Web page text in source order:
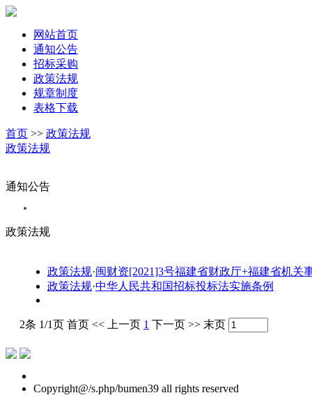
网站首页
通知公告
招标采购
政策法规
规章制度
表格下载
首页 >> 政策法规
政策法规
通知公告
政策法规
政策法规·闽财资[2021]3号福建省财政厅+福建省机
政策法规·中华人民共和国招标投标法实施条例
2条 1/1页 首页 << 上一页 1 下一页 >> 末页
Copyright@/s.php/bumen39 all rights reserved